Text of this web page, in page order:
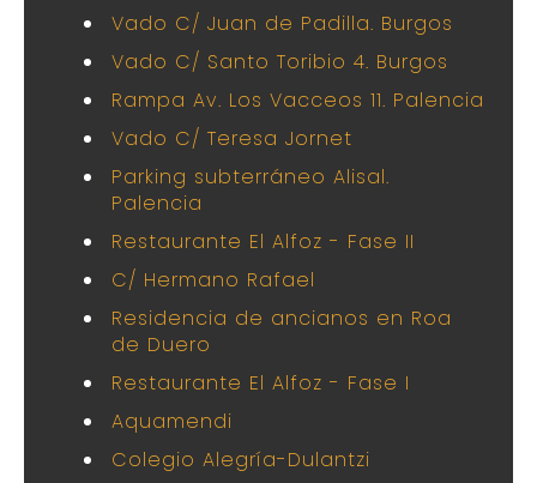
Vado C/ Juan de Padilla. Burgos
Vado C/ Santo Toribio 4. Burgos
Rampa Av. Los Vacceos 11. Palencia
Vado C/ Teresa Jornet
Parking subterráneo Alisal.
Palencia
Restaurante El Alfoz - Fase II
C/ Hermano Rafael
Residencia de ancianos en Roa
de Duero
Restaurante El Alfoz - Fase I
Aquamendi
Colegio Alegría-Dulantzi